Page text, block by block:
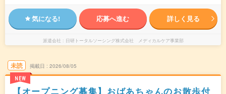
気になる! 応募へ進む 詳しく見る
派遣会社 日研トータルソーシング株式会社 メディカルケア事業部
未読
NEW
掲載日 2026/08/05
【オープニング募集】おばあちゃんのお散歩付